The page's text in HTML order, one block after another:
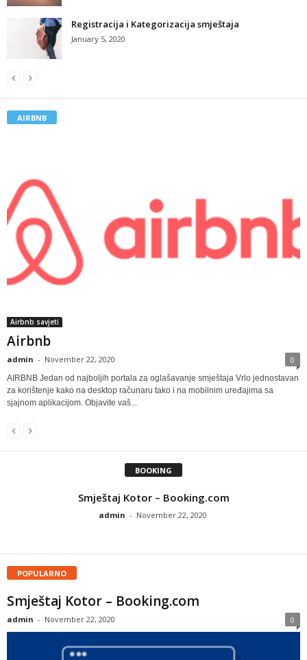
Registracija i Kategorizacija smještaja
January 5, 2020
AIRBNB
Airbnb savjeti
Airbnb
admin - November 22, 2020 0
AIRBNB Jedan od najboljih portala za oglašavanje smještaja Vrlo jednostavan
za korištenje kako na desktop računaru tako i na mobilnim uređajima sa
sjajnom aplikacijom. Objavite vaš...
BOOKING
Smještaj Kotor – Booking.com
admin - November 22, 2020
POPULARNO
Smještaj Kotor – Booking.com
admin - November 22, 2020 0